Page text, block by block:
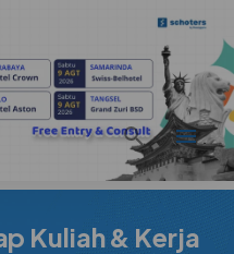
Kuliah & Kerja